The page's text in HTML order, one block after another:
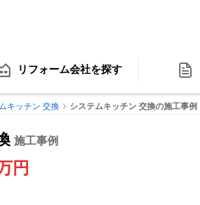
リフォーム会社を探す
キッチン 交換 システムキッチン 交換の施工事例
施工事例
円